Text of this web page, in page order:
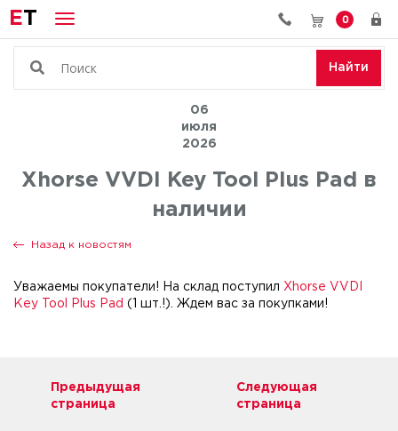
ET 0
Найти
06
июля
2026
Xhorse VVDI Key Tool Plus Pad в
наличии
Назад к новостям
Уважаемы покупатели! На склад поступил Xhorse VVDI
Key Tool Plus Pad (1 шт.!). Ждем вас за покупками!
Предыдущая
страница
Следующая
страница